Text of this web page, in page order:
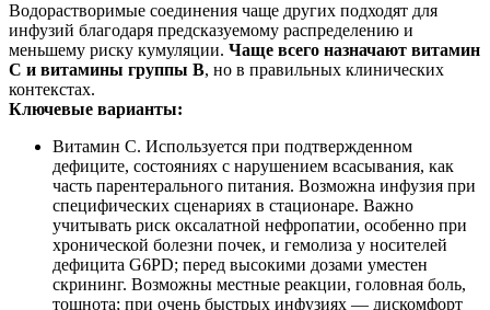
Водорастворимые соединения чаще других подходят для
инфузий благодаря предсказуемому распределению и
меньшему риску кумуляции. Чаще всего назначают витамин
С и витамины группы B, но в правильных клинических
контекстах.
Ключевые варианты:
Витамин С. Используется при подтвержденном
дефиците, состояниях с нарушением всасывания, как
часть парентерального питания. Возможна инфузия при
специфических сценариях в стационаре. Важно
учитывать риск оксалатной нефропатии, особенно при
хронической болезни почек, и гемолиза у носителей
дефицита G6PD; перед высокими дозами уместен
скрининг. Возможны местные реакции, головная боль,
тошнота; при очень быстрых инфузиях — дискомфорт